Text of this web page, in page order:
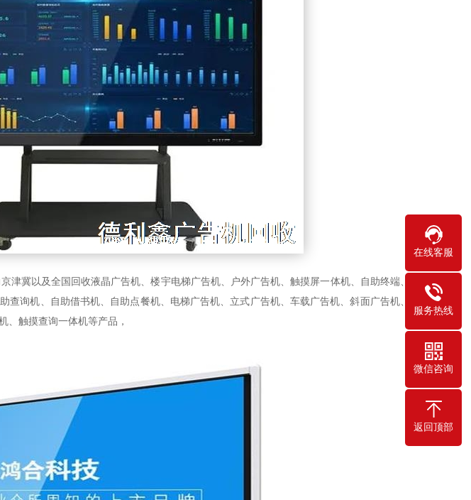
冀以及全国回收液晶广告机、楼宇电梯广告机、户外广告机、触摸屏一体机、自助终端、液
查询机、自助借书机、自助点餐机、电梯广告机、立式广告机、车载广告机、斜面广告机、共
、触摸查询一体机等产品，
在线客服
服务热线
微信咨询
返回顶部